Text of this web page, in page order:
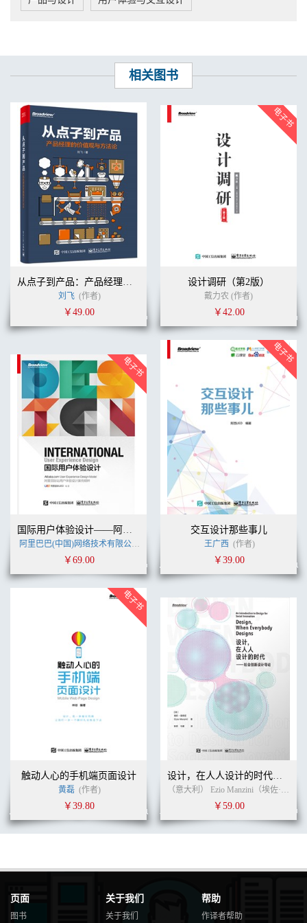
第8 章 让用户做好准备 ...................................................137
与正性或是相似的内容建立联系 ....................................... 140
知识普及 ............................................................................... 141
如何让用户适应 ................................................................... 143
不同的行为心智资源需求，不同的行为改变方法 ........... 145
餐巾纸小结 ........................................................................... 146
部分IV 设计并实现界面
第9 章 从概念设计落到界面设计 .....................................151
清点存货 ............................................................................... 151
提炼故事和细节规格 ........................................................... 152
为从魔法到实现提供结构 ................................................... 155
餐巾纸小结 ........................................................................... 165
第10 章 检查和实现界面设计 ..........................................167
寻找差距 ............................................................................... 167
寻找策略机会 ....................................................................... 171
餐巾纸小结 ........................................................................... 186
第11 章 把设计变成代码 ..................................................187
把界面设计放到用户面前 ................................................... 187
构建产品 ............................................................................... 189
尽可能地精细化 ................................................................... 190
餐巾纸小结 ........................................................................... 191
第12 章 衡量影响 ............................................................195
为什么要衡量影响 ............................................................... 197
出发点：结果和指标 ........................................................... 198
如何来衡量这些标准 ........................................................... 202
确定影响：运行实验 ........................................................... 205
确定产品影响：通过特殊的行为与成果 ........................... 214
其他测量影响的方法 ........................................................... 215
如果成果测量受限 ............................................................... 218
餐巾纸小结 ........................................................................... 223
第13 章 明确行为改变的障碍 ..........................................225
观察真实用户是如何使用产品的 ....................................... 226
核对你的数据 ....................................................................... 227
如何来解决障碍 ................................................................... 234
餐巾纸小结 ........................................................................... 237
第14 章 学习和改进产品 .................................................239
决定实行哪些改变 ............................................................... 239
测量每个主要变化的影响 ................................................... 242
什么时候才算是“足够好” ................................................. 248
以现有的产品，如何为行为变化而设计或重新设计 ....... 249
餐巾纸小结 ........................................................................... 250
部分VI 付诸实践
第15 章 普遍问题和完整例子 ..........................................255
一个方法的例子 ................................................................... 255
关于用户动作的原因和方法 ............................................... 261
一些关于构建行为改变产品机制的问题 ........................... 268
第16 章 结论 ...................................................................279
4 个经验 ................................................................................ 279
主题 ....................................................................................... 286
向前看 ................................................................................... 288
附录A 术语汇总 ...............................................................289
附录B 更多的相关资源 ....................................................295
附录C 参考文献 ..............................................................303
附录 D 尾注 ......................................................................319
索引 .............................................................................337
关于作者 ...........................................................................345
相关图书
从点子到产品：产品经理的价值观与方法论
刘飞 (作者)
￥49.00
设计调研（第2版）
戴力农 (作者)
￥42.00
国际用户体验设计——阿里巴巴国际站UED案例精粹
阿里巴巴(中国)网络技术有限公司
￥69.00
交互设计那些事儿
王广西 (作者)
￥39.00
触动人心的手机端页面设计
黄磊 (作者)
￥39.80
设计，在人人设计的时代：社会创新设计导论
（意大利） Ezio Manzini（埃佐·曼奇尼） (作者)
￥59.00
页面
图书
关于我们
关于我们
帮助
作译者帮助